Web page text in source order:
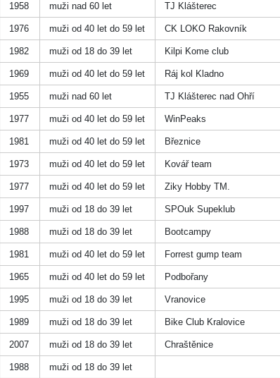
1958 muži nad 60 let TJ Klášterec
1976 muži od 40 let do 59 let CK LOKO Rakovník
1982 muži od 18 do 39 let Kilpi Kome club
1969 muži od 40 let do 59 let Ráj kol Kladno
1955 muži nad 60 let TJ Klášterec nad Ohří
1977 muži od 40 let do 59 let WinPeaks
1981 muži od 40 let do 59 let Březnice
1973 muži od 40 let do 59 let Kovář team
1977 muži od 40 let do 59 let Ziky Hobby TM.
1997 muži od 18 do 39 let SPOuk Supeklub
1988 muži od 18 do 39 let Bootcampy
1981 muži od 40 let do 59 let Forrest gump team
1965 muži od 40 let do 59 let Podbořany
1995 muži od 18 do 39 let Vranovice
1989 muži od 18 do 39 let Bike Club Kralovice
2007 muži od 18 do 39 let Chraštěnice
1988 muži od 18 do 39 let